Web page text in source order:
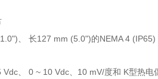
、 长127 mm (5.0")的NEMA 4 (IP65)
、 0 ~ 10 Vdc、10 mV/度和 K型热电